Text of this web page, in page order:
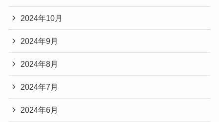
2024年10月
2024年9月
2024年8月
2024年7月
2024年6月